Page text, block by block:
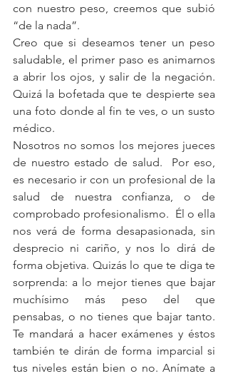
con nuestro peso, creemos que subió
“de la nada”.
Creo que si deseamos tener un peso
saludable, el primer paso es animarnos
a abrir los ojos, y salir de la negación.
Quizá la bofetada que te despierte sea
una foto donde al fin te ves, o un susto
médico.
Nosotros no somos los mejores jueces
de nuestro estado de salud.  Por eso,
es necesario ir con un profesional de la
salud de nuestra confianza, o de
comprobado profesionalismo.  Él o ella
nos verá de forma desapasionada, sin
desprecio ni cariño, y nos lo dirá de
forma objetiva. Quizás lo que te diga te
sorprenda: a lo mejor tienes que bajar
muchísimo más peso del que
pensabas, o no tienes que bajar tanto.
Te mandará a hacer exámenes y éstos
también te dirán de forma imparcial si
tus niveles están bien o no. Anímate a